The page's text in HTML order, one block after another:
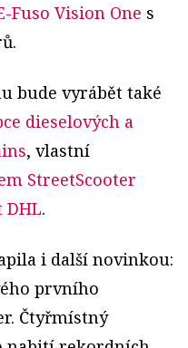
Fuso Vision One s
bude vyrábět také
dieselových a
, vlastní
StreetScooter
DHL.
i další novinkou:
prvního
Čtyřmístný